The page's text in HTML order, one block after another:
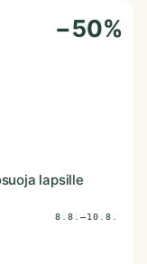
−50%
lapsille
8.8.–10.8.